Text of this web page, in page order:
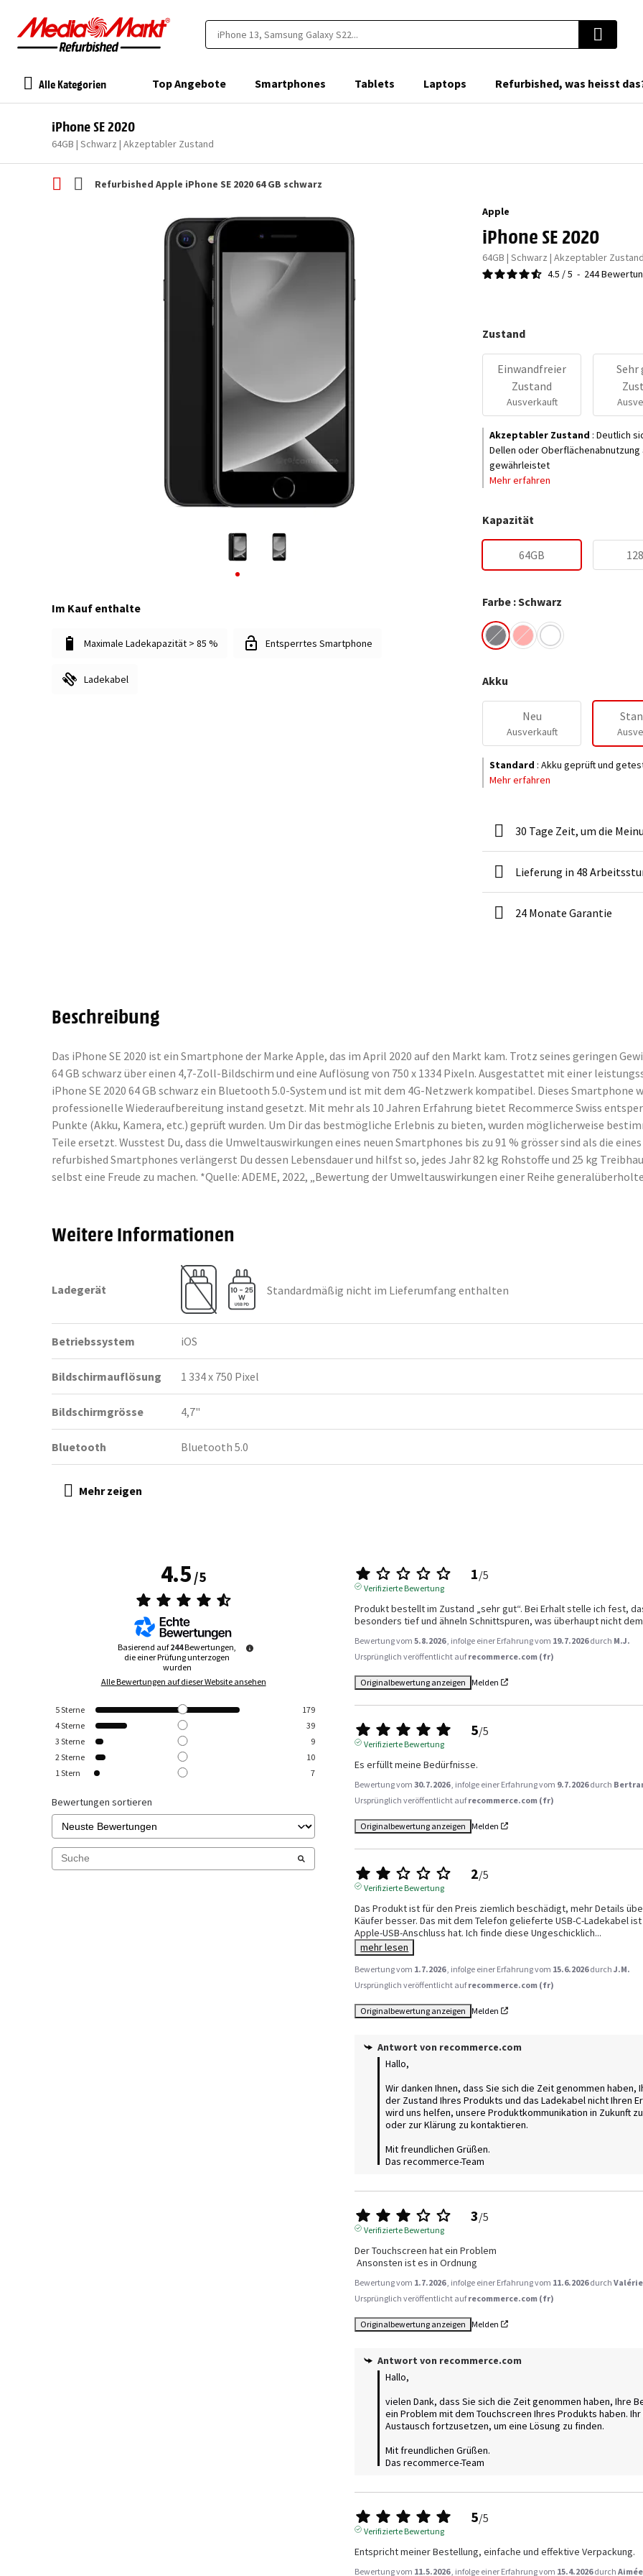
Alle Kategorien Top Angebote Smartphones Tablets Laptops Refurbished, was heisst
iPhone SE 2020
64GB | Schwarz | Akzeptabler Zustand
Refurbished Apple iPhone SE 2020 64 GB schwarz
Apple
iPhone SE 2020
64GB | Schwarz | Akzeptabler Zustand
4.5 /5 - 244
Im Kauf enthalte
Maximale Ladekapazität > 85 % Entsperrtes Smartphone
Ladekabel
Zustand
Einwandfreier
Zustand
Ausverkauft
Sehr
Akzeptabler Zustand : Deutlich
Dellen oder
gewährleistet
Mehr erfahren
Kapazität
64GB
Farbe : Schwarz
Akku
Neu
Ausverkauft
Standard : Akku geprüft und
Mehr erfahren
30 Tage Zeit, um die
Lieferung in 48
24 Monate Garantie
Beschreibung
Das iPhone SE 2020 ist ein Smartphone der Marke Apple, das im April 2020 auf den Markt kam. Trotz seines geringen
64 GB schwarz über einen 4,7-Zoll-Bildschirm und eine Auflösung von 750 x 1334 Pixeln. Ausgestattet mit einer
iPhone SE 2020 64 GB schwarz ein Bluetooth 5.0-System und ist mit dem 4G-Netzwerk kompatibel. Dieses Smartphone
professionelle Wiederaufbereitung instand gesetzt. Mit mehr als 10 Jahren Erfahrung bietet Recommerce Swiss
Punkte (Akku, Kamera, etc.) geprüft wurden. Um Dir das bestmögliche Erlebnis zu bieten, wurden möglicherweise
Teile ersetzt. Wusstest Du, dass die Umweltauswirkungen eines neuen Smartphones bis zu 91 % grösser sind als die
refurbished Smartphones verlängerst Du dessen Lebensdauer und hilfst so, jedes Jahr 82 kg Rohstoffe und 25 kg
selbst eine Freude zu machen. *Quelle: ADEME, 2022, „Bewertung der Umweltauswirkungen einer Reihe
Weitere Informationen
Ladegerät Standardmäßig nicht im Lieferumfang enthalten
Betriebssystem iOS
Bildschirmauflösung 1 334 x 750 Pixel
Bildschirmgrösse 4,7"
Bluetooth Bluetooth 5.0
4.5/5
Basierend auf244Bewertungen,
die einer Prüfung unterzogen
wurden
Alle Bewertungen auf dieser Website ansehen
5Sterne
179
4Sterne
39
3 Sterne
9
2 Sterne
10
1 Stern 7
Bewertungen sortieren
1/5
Verifizierte Bewertung
Produkt bestellt im Zustand „sehr gut“. Bei Erhalt stelle ich fest,
besonders tief und ähneln Schnittspuren, was überhaupt nicht
Bewertung vom5.8.2026 , infolge einer Erfahrung vom 19.7.2026durch M.J.
Ursprünglich veröffentlicht aufrecommerce.com (fr)
Originalbewertung anzeigen Melden
5/5
Verifizierte Bewertung
Es erfüllt meine Bedürfnisse.
Bewertung vom30.7.2026 , infolge einer Erfahrung vom 9.7.2026durch
Ursprünglich veröffentlicht aufrecommerce.com (fr)
Originalbewertung anzeigen Melden
2/5
Verifizierte Bewertung
Das Produkt ist für den Preis ziemlich beschädigt, mehr Details
Käufer besser. Das mit dem Telefon gelieferte USB-C-Ladekabel
Apple-USB-Anschluss hat. Ich finde diese Ungeschicklich...
mehr lesen
Bewertung vom 1.7.2026 , infolge einer Erfahrung vom 15.6.2026durchJ.M.
Ursprünglich veröffentlicht aufrecommerce.com (fr)
Originalbewertung anzeigen Melden
Antwort von recommerce.com
Hallo,
Wir danken Ihnen, dass Sie sich die Zeit genommen
der Zustand Ihres Produkts und das Ladekabel nicht Ihren
wird uns helfen, unsere Produktkommunikation in Zukunft
oder zur Klärung zu kontaktieren.
Mit freundlichen Grüßen.
Das recommerce-Team
3/5
Verifizierte Bewertung
Der Touchscreen hat ein Problem
Ansonsten ist es in Ordnung
Bewertung vom 1.7.2026 , infolge einer Erfahrung vom 11.6.2026durchValérie
Ursprünglich veröffentlicht aufrecommerce.com (fr)
Originalbewertung anzeigen Melden
Antwort von recommerce.com
Hallo,
vielen Dank, dass Sie sich die Zeit genommen haben, Ihre
ein Problem mit dem Touchscreen Ihres Produkts haben.
Austausch fortzusetzen, um eine Lösung zu finden.
Mit freundlichen Grüßen.
Das recommerce-Team
5/5
Verifizierte Bewertung
Entspricht meiner Bestellung, einfache und effektive Verpackung.
Bewertung vom 11.5.2026 , infolge einer Erfahrung vom 15.4.2026durch